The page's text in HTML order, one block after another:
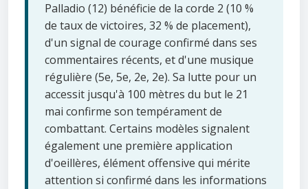
Palladio (12) bénéficie de la corde 2 (10 %
de taux de victoires, 32 % de placement),
d'un signal de courage confirmé dans ses
commentaires récents, et d'une musique
régulière (5e, 5e, 2e, 2e). Sa lutte pour un
accessit jusqu'à 100 mètres du but le 21
mai confirme son tempérament de
combattant. Certains modèles signalent
également une première application
d'oeillères, élément offensive qui mérite
attention si confirmé dans les informations